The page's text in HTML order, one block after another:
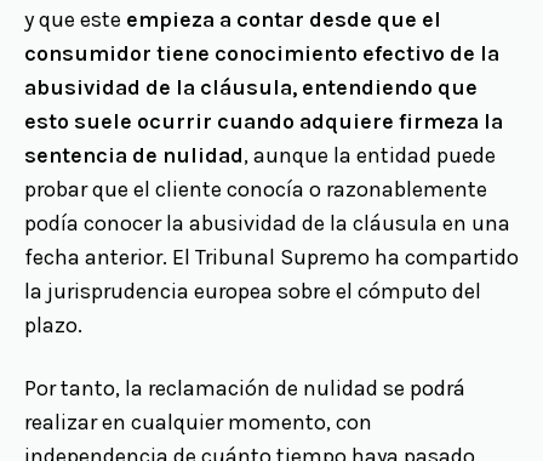
y que este empieza a contar desde que el
consumidor tiene conocimiento efectivo de la
abusividad de la cláusula, entendiendo que
esto suele ocurrir cuando adquiere firmeza la
sentencia de nulidad, aunque la entidad puede
probar que el cliente conocía o razonablemente
podía conocer la abusividad de la cláusula en una
fecha anterior. El Tribunal Supremo ha compartido
la jurisprudencia europea sobre el cómputo del
plazo.
Por tanto, la reclamación de nulidad se podrá
realizar en cualquier momento, con